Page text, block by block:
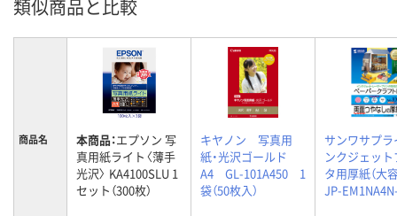
類似商品と比較
商品名 本商品：エプソン 写
真用紙ライト〈薄手
光沢〉 KA4100SLU 1
セット（300枚）
キヤノン 写真用
紙・光沢ゴールド
A4 GL-101A450 1
袋（50枚入）
サンワサプ
ンクジェッ
タ用厚紙（大
JP-